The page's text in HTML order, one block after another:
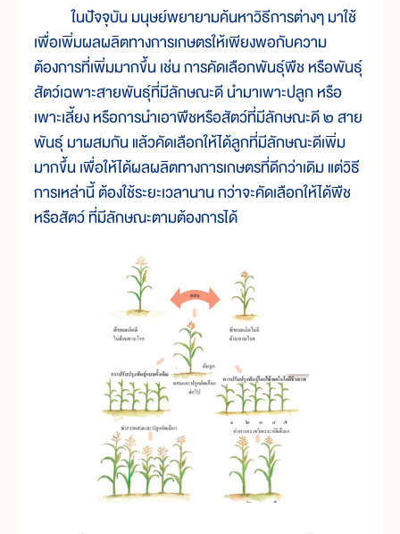
ในปัจจุบัน มนุษย์พยายามค้นหาวิธีการต่างๆ มาใช้
เพื่อเพิ่มผลผลิตทางการเกษตรให้เพียงพอกับความ
ต้องการที่เพิ่มมากขึ้น เช่น การคัดเลือกพันธุ์พืช หรือพันธุ์
สัตว์เฉพาะสายพันธุ์ที่มีลักษณะดี นำมาเพาะปลูก หรือ
เพาะเลี้ยง หรือการนำเอาพืชหรือสัตว์ที่มีลักษณะดี ๒ สาย
พันธุ์ มาผสมกัน แล้วคัดเลือกให้ได้ลูกที่มีลักษณะดีเพิ่ม
มากขึ้น เพื่อให้ได้ผลผลิตทางการเกษตรที่ดีกว่าเดิม แต่วิธี
การเหล่านี้ ต้องใช้ระยะเวลานาน กว่าจะคัดเลือกให้ได้พืช
หรือสัตว์ ที่มีลักษณะตามต้องการได้